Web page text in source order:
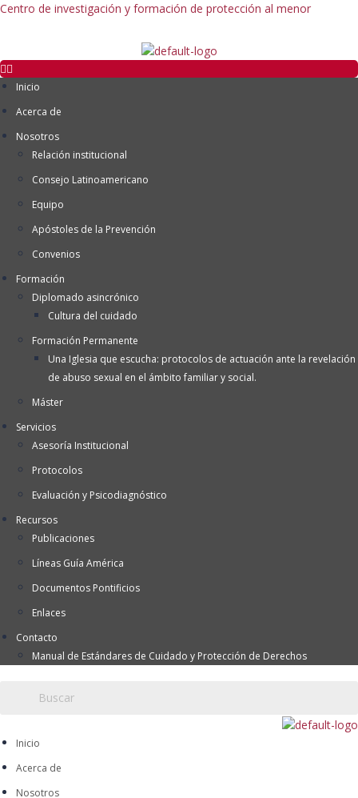
Centro de investigación y formación de protección al menor
Inicio
Acerca de
Nosotros
Relación institucional
Consejo Latinoamericano
Equipo
Apóstoles de la Prevención
Convenios
Formación
Diplomado asincrónico
Cultura del cuidado
Formación Permanente
Una Iglesia que escucha: protocolos de actuación ante la revelación
de abuso sexual en el ámbito familiar y social.
Máster
Servicios
Asesoría Institucional
Protocolos
Evaluación y Psicodiagnóstico
Recursos
Publicaciones
Líneas Guía América
Documentos Pontificios
Enlaces
Contacto
Manual de Estándares de Cuidado y Protección de Derechos
Inicio
Acerca de
Nosotros